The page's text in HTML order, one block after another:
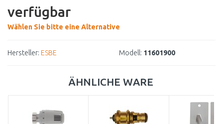
verfügbar
Wählen Sie bitte eine Alternative
Hersteller: ESBE Modell: 11601900
ÄHNLICHE WARE